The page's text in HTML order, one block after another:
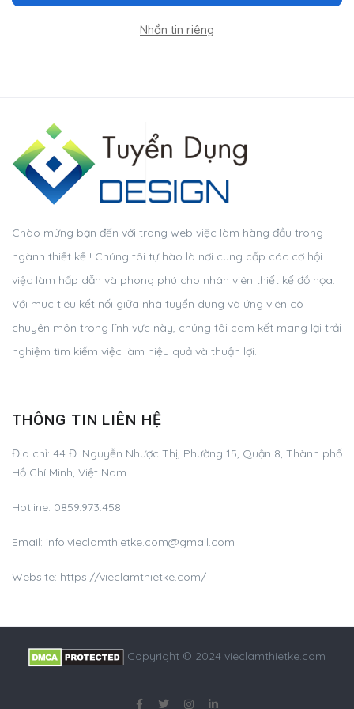
Nhắn tin riêng
Chào mừng bạn đến với trang web việc làm hàng đầu trong
ngành thiết kế ! Chúng tôi tự hào là nơi cung cấp các cơ hội
việc làm hấp dẫn và phong phú cho nhân viên thiết kế đồ họa.
Với mục tiêu kết nối giữa nhà tuyển dụng và ứng viên có
chuyên môn trong lĩnh vực này, chúng tôi cam kết mang lại trải
nghiệm tìm kiếm việc làm hiệu quả và thuận lợi.
THÔNG TIN LIÊN HỆ
Địa chỉ: 44 Đ. Nguyễn Nhược Thị, Phường 15, Quận 8, Thành phố
Hồ Chí Minh, Việt Nam
Hotline: 0859.973.458
Email: info.vieclamthietke.com@gmail.com
Website: https://vieclamthietke.com/
Copyright © 2024 vieclamthietke.com